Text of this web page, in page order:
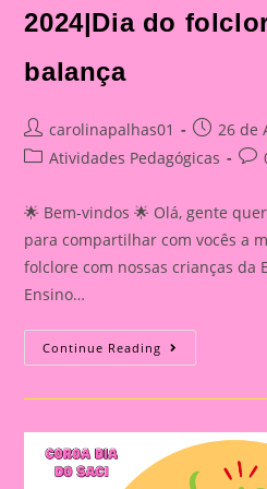
2024|Dia do
balança
Post
author:
carolinapalhas01
Post26 de
PostAtividades Pedagógicas
🌟 Bem-vindos 🌟 Olá, gente
para compartilhar com vocês a
folclore com nossas crianças da
Ensino…
Continue Reading Atividade
Sobre
Folclore
Que
Balança